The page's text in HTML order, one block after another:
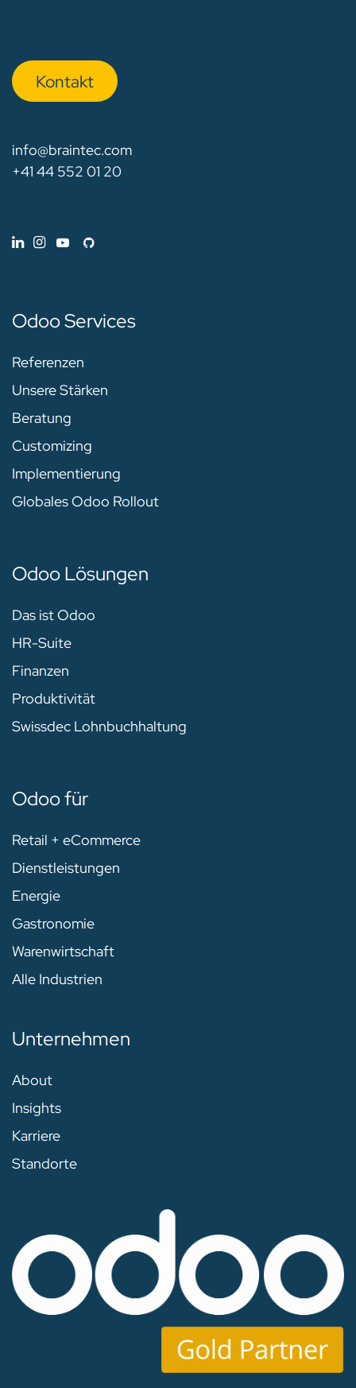
Kon​​​​​​ta​​kt
info@braintec.com
+41 44 552 01 20
Odoo Services
Referenzen
Unsere Stärken
Beratung
Customizing
Implementierung
Globales Odoo Rollout
Odoo Lösungen
Das ist Odoo
HR-Suite
Finanzen
Produktivität
Swissdec Lohnbuchhaltung
Odoo für
Retail + eCommerce
Dienstleistungen
Energie
Gastronomie
Warenwirtschaft
Alle Industrien
Unternehmen
About
Insights
Karriere
Standorte